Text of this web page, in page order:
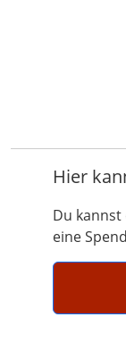
Hier
Du
eine